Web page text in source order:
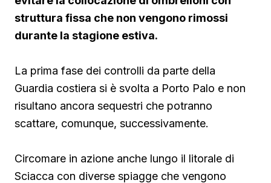
struttura fissa che non vengono rimossi
durante la stagione estiva.
La prima fase dei controlli da parte della
Guardia costiera si è svolta a Porto Palo e non
risultano ancora sequestri che potranno
scattare, comunque, successivamente.
Circomare in azione anche lungo il litorale di
Sciacca con diverse spiagge che vengono